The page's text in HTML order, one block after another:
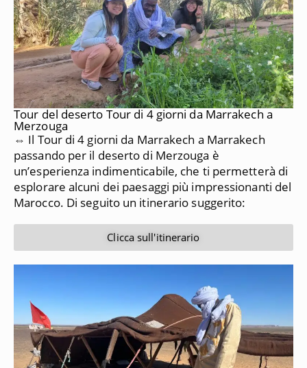
Tour del deserto Tour di 4 giorni da Marrakech a
Merzouga
⇔ Il Tour di 4 giorni da Marrakech a Marrakech
passando per il deserto di Merzouga è
un’esperienza indimenticabile, che ti permetterà di
esplorare alcuni dei paesaggi più impressionanti del
Marocco. Di seguito un itinerario suggerito:
Clicca sull'itinerario